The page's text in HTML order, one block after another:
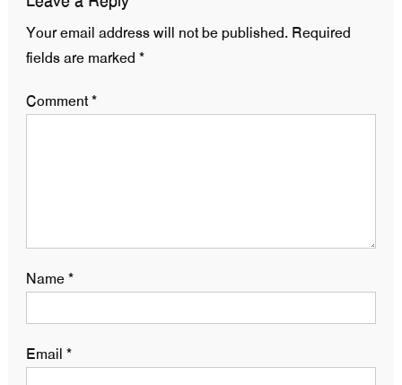
Your email address will not be published. Required
fields are marked *
Comment*
Name*
Email *